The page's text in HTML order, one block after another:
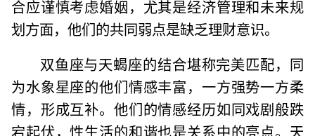
合应谨慎考虑婚姻，尤其是经济管理和未来规
划方面，他们的共同弱点是缺乏理财意识。
双鱼座与天蝎座的结合堪称完美匹配，同
为水象星座的他们情感丰富，一方强势一方柔
情，形成互补。他们的情感经历如同戏剧般跌
宕起伏，性生活的和谐也是关系中的亮点。天